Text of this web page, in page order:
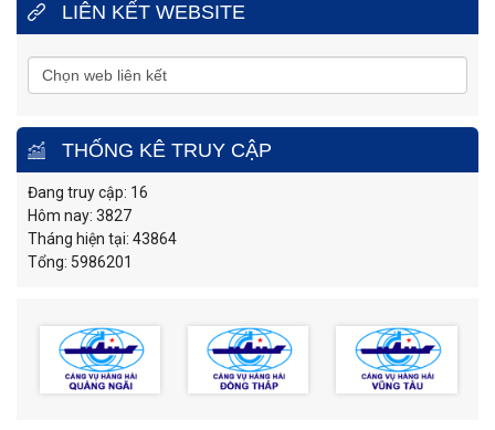
LIÊN KẾT WEBSITE
THỐNG KÊ TRUY CẬP
Đang truy cập: 16
Hôm nay: 3827
Tháng hiện tại: 43864
Tổng: 5986201